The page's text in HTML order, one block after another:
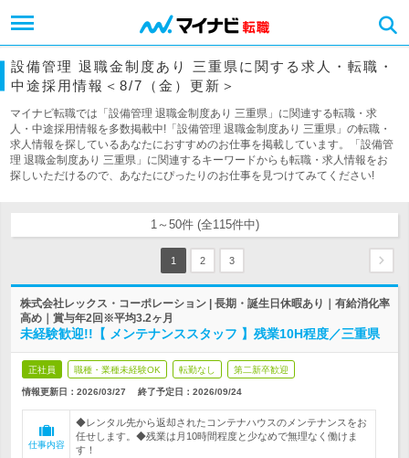
設備管理 退職金制度あり 三重県に関する求人・転職・
中途採用情報＜8/7（金）更新＞
マイナビ転職では「設備管理 退職金制度あり 三重県」に関連する転職・求
人・中途採用情報を多数掲載中!「設備管理 退職金制度あり 三重県」の転職・
求人情報を探しているあなたにおすすめのお仕事を掲載しています。「設備管
理 退職金制度あり 三重県」に関連するキーワードからも転職・求人情報をお
探しいただけるので、あなたにぴったりのお仕事を見つけてみてください!
1～50件 (全115件中)
1 2 3
株式会社レックス・コーポレーション | 長期・誕生日休暇あり｜有給消化率
高め｜賞与年2回※平均3.2ヶ月
未経験歓迎!!【 メンテナンススタッフ 】残業10H程度／三重県
正社員 職種・業種未経験OK 転勤なし 第二新卒歓迎
情報更新日：2026/03/27 終了予定日： 2026/09/24
仕事内容
◆レンタル先から返却されたコンテナハウスのメンテナンスをお
任せします。◆残業は月10時間程度と少なめで無理なく働けま
す！